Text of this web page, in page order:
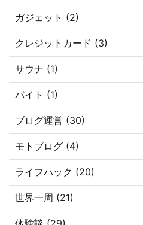
ガジェット (2)
クレジットカード (3)
サウナ (1)
バイト (1)
ブログ運営 (30)
モトブログ (4)
ライフハック (20)
世界一周 (21)